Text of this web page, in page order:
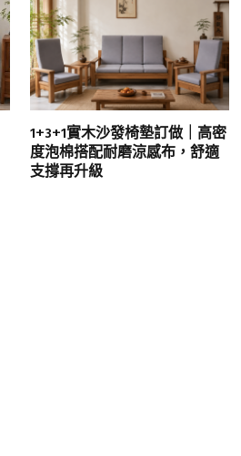
1+3+1實木沙發椅墊訂做｜高密
度泡棉搭配耐磨涼感布，舒適
支撐再升級